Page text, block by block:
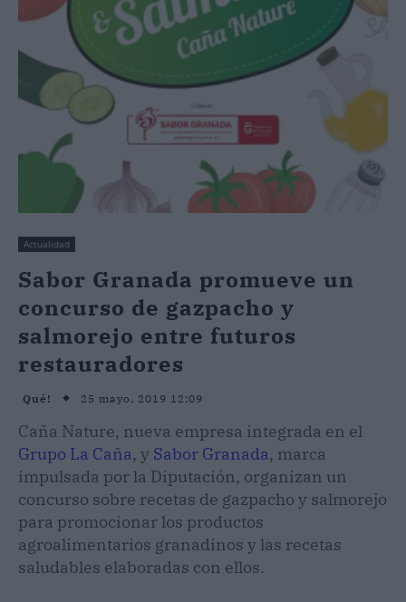
Actualidad
Sabor Granada promueve un
concurso de gazpacho y
salmorejo entre futuros
restauradores
Qué! 25 mayo, 2019 12:09
Caña Nature, nueva empresa integrada en el
Grupo La Caña, y Sabor Granada, marca
impulsada por la Diputación, organizan un
concurso sobre recetas de gazpacho y salmorejo
para promocionar los productos
agroalimentarios granadinos y las recetas
saludables elaboradas con ellos.